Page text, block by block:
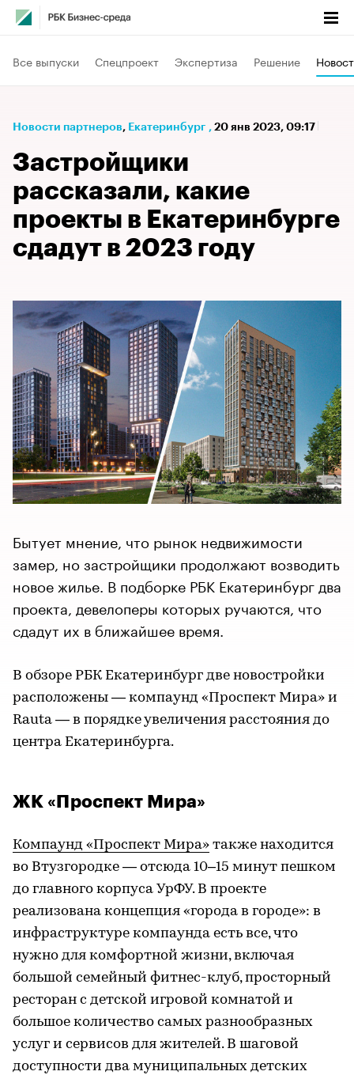
Все выпуски Спецпроект Экспертиза Решение
Новости партнеров⁠, Екатеринбург , 20 янв 2023, 09:17
Застройщики
рассказали, какие
проекты в Екатеринбурге
сдадут в 2023 году
Бытует мнение, что рынок недвижимости
замер, но застройщики продолжают возводить
новое жилье. В подборке РБК Екатеринбург два
проекта, девелоперы которых ручаются, что
сдадут их в ближайшее время.
В обзоре РБК Екатеринбург две новостройки
расположены — компаунд «Проспект Мира» и
Rauta — в порядке увеличения расстояния до
центра Екатеринбурга.
ЖК «Проспект Мира»
Компаунд «Проспект Мира» также находится
во Втузгородке — отсюда 10–15 минут пешком
до главного корпуса УрФУ. В проекте
реализована концепция «города в городе»: в
инфраструктуре компаунда есть все, что
нужно для комфортной жизни, включая
большой семейный фитнес-клуб, просторный
ресторан с детской игровой комнатой и
большое количество самых разнообразных
услуг и сервисов для жителей. В шаговой
доступности два муниципальных детских